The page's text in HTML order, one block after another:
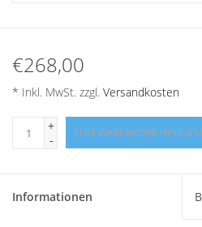
Geprüfter Webshop
Über uns
Vertrag widerrufen
€268,00
* Inkl. MwSt. zzgl. Versandkosten
+
-
ZUM WARENKORB
Informationen